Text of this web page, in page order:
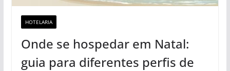
HOTELARIA
Onde se hospedar em Natal:
guia para diferentes perfis de